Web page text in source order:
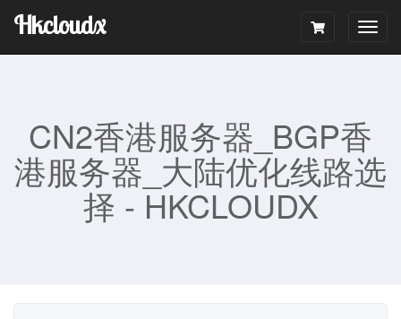
Hkcloudx
CN2香港服务器_BGP香
港服务器_大陆优化线路选
择 - HKCLOUDX